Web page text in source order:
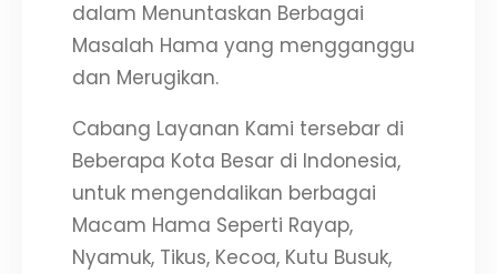
dalam Menuntaskan Berbagai
Masalah Hama yang mengganggu
dan Merugikan.
Cabang Layanan Kami tersebar di
Beberapa Kota Besar di Indonesia,
untuk mengendalikan berbagai
Macam Hama Seperti Rayap,
Nyamuk, Tikus, Kecoa, Kutu Busuk,